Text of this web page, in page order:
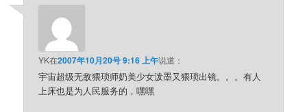
YK在2007年10月20号 9:16 上午说道：
宇宙超级无敌猥琐师奶美少女泼墨又猥琐出镜。。。有人
上床也是为人民服务的，嘿嘿